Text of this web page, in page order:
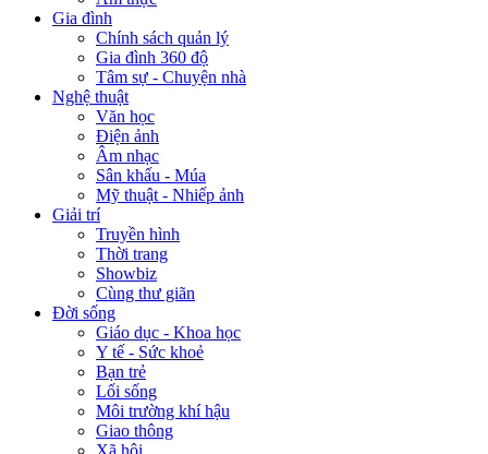
Gia đình
Chính sách quản lý
Gia đình 360 độ
Tâm sự - Chuyện nhà
Nghệ thuật
Văn học
Điện ảnh
Âm nhạc
Sân khấu - Múa
Mỹ thuật - Nhiếp ảnh
Giải trí
Truyền hình
Thời trang
Showbiz
Cùng thư giãn
Đời sống
Giáo dục - Khoa học
Y tế - Sức khoẻ
Bạn trẻ
Lối sống
Môi trường khí hậu
Giao thông
Xã hội